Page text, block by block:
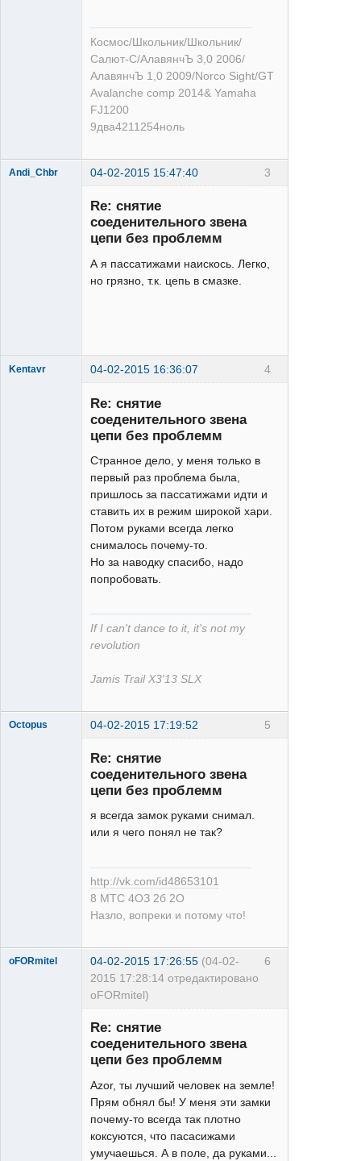
Космос/Школьник/Школьник/
Салют-С/АлавянчЪ 3,0 2006/
АлавянчЪ 1,0 2009/Norco Sight/GT
Avalanche comp 2014& Yamaha
FJ1200
9два4211254ноль
3
Andi_Chbr 04-02-2015 15:47:40
Re: снятие
соеденительного звена
цепи без проблемм
А я пассатижами наискось. Легко,
но грязно, т.к. цепь в смазке.
4
Kentavr 04-02-2015 16:36:07
Re: снятие
соеденительного звена
цепи без проблемм
Странное дело, у меня только в
первый раз проблема была,
пришлось за пассатижами идти и
ставить их в режим широкой хари.
Потом руками всегда легко
снималось почему-то.
Но за наводку спасибо, надо
попробовать.
If I can't dance to it, it's not my
revolution
Jamis Trail X3'13 SLX
5
Octopus 04-02-2015 17:19:52
Re: снятие
соеденительного звена
цепи без проблемм
я всегда замок руками снимал.
или я чего понял не так?
http://vk.com/id48653101
8 МТС 4ОЗ 2б 2О
Назло, вопреки и потому что!
6
oFORmitel 04-02-2015 17:26:55 (04-02-
2015 17:28:14 отредактировано
oFORmitel)
Re: снятие
соеденительного звена
цепи без проблемм
Azor, ты лучший человек на земле!
Прям обнял бы! У меня эти замки
почему-то всегда так плотно
коксуются, что пасасижами
умучаешься. А в поле, да руками...